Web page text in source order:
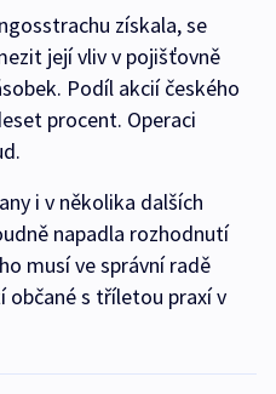
získala, se
její vliv v pojišťovně
Podíl akcií českého
procent. Operaci
i v několika dalších
napadla rozhodnutí
musí ve správní radě
občané s tříletou praxí v